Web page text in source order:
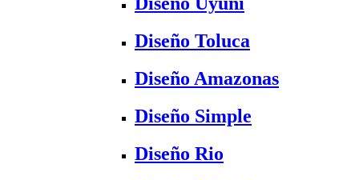
Diseño Toluca
Diseño Amazonas
Diseño Simple
Diseño Rio